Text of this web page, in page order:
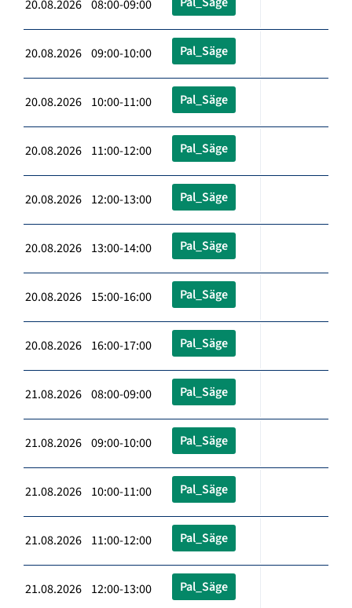
20.08.2026 08:00-09:00
20.08.2026 09:00-10:00 Pal_Säge
20.08.2026 10:00-11:00 Pal_Säge
20.08.2026 11:00-12:00 Pal_Säge
20.08.2026 12:00-13:00 Pal_Säge
20.08.2026 13:00-14:00 Pal_Säge
20.08.2026 15:00-16:00 Pal_Säge
20.08.2026 16:00-17:00 Pal_Säge
21.08.2026 08:00-09:00 Pal_Säge
21.08.2026 09:00-10:00 Pal_Säge
21.08.2026 10:00-11:00 Pal_Säge
21.08.2026 11:00-12:00 Pal_Säge
21.08.2026 12:00-13:00 Pal_Säge